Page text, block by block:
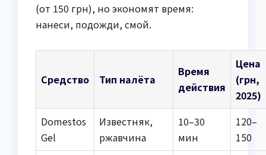
(от 150 грн), но экономят время:
нанеси, подожди, смой.
Средство Тип налёта
Время
действия
Цена
(грн,
2025)
Domestos
Gel
Известняк,
ржавчина
10–30
мин
120–
150